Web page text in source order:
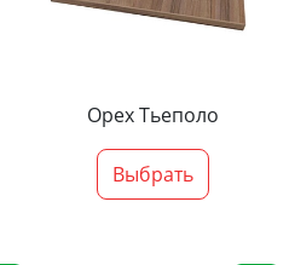
Орех Тьеполо
Выбрать